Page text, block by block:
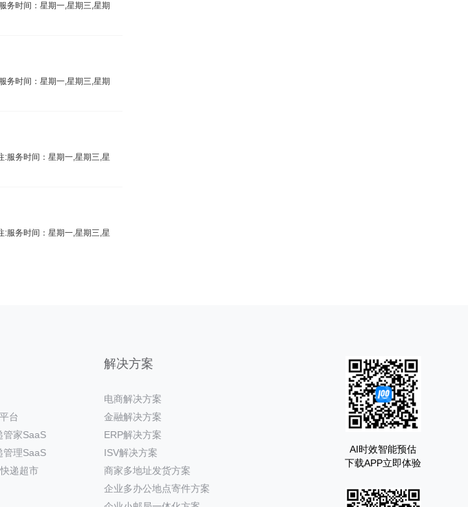
务时间：星期一,星期三,星期
务时间：星期一,星期三,星期
服务时间：星期一,星期三,星
服务时间：星期一,星期三,星
台
管家SaaS
管理SaaS
递超市
解决方案
电商解决方案
金融解决方案
ERP解决方案
ISV解决方案
商家多地址发货方案
企业多办公地点寄件方案
AI时效智能预估
下载APP立即体验